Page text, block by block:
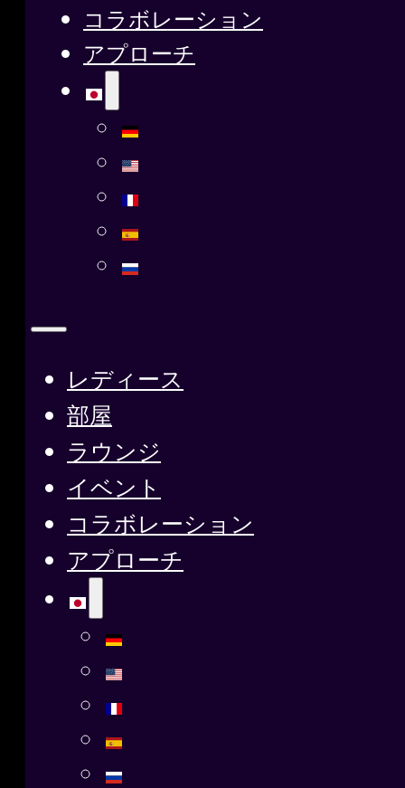
コラボレーション
アプローチ
レディース
部屋
ラウンジ
イベント
コラボレーション
アプローチ